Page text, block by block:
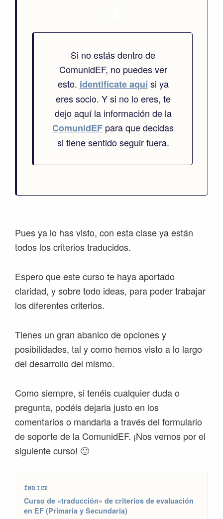
Si no estás dentro de
ComunidEF, no puedes ver
esto. identifícate aquísi ya
eres socio. Y si no lo eres, te
dejo aquí la información de la
ComunidEF para que decidas
si tiene sentido seguir fuera.
Pues ya lo has visto, con esta clase ya están
todos los criterios traducidos.
Espero que este curso te haya aportado
claridad, y sobre todo ideas, para poder trabajar
los diferentes criterios.
Tienes un gran abanico de opciones y
posibilidades, tal y como hemos visto a lo largo
del desarrollo del mismo.
Como siempre, si tenéis cualquier duda o
pregunta, podéis dejarla justo en los
comentarios o mandarla a través del formulario
de soporte de la ComunidEF. ¡Nos vemos por el
siguiente curso! 🙂
ÍNDICE
Curso de «traducción» de criterios de evaluación
en EF (Primaria y Secundaria)